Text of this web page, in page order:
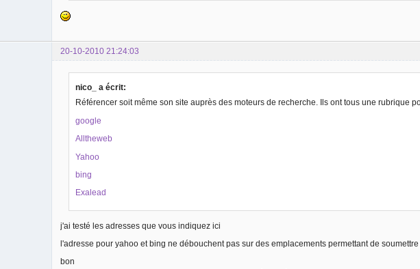
20-10-2010 21:24:03
nico_ a écrit:
Référencer soit même son site auprès des moteurs de recherche. Ils ont tous une rubrique
google
Alltheweb
Yahoo
bing
Exalead
j'ai testé les adresses que vous indiquez ici
l'adresse pour yahoo et bing ne débouchent pas sur des emplacements permettant de
bon